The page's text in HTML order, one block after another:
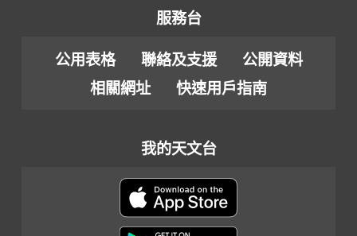
服務台
公用表格 聯絡及支援
公開資料
相關網址
快速用戶指南
我的天文台